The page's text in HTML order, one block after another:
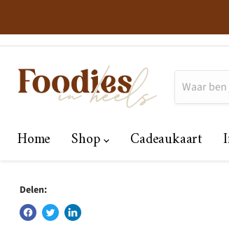
Home Shop Cadeaukaart
Delen: